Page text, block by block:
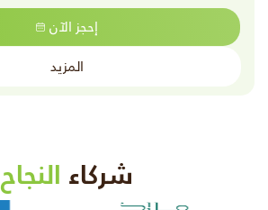
إحجز الآن
المزيد
شركاء النجاح